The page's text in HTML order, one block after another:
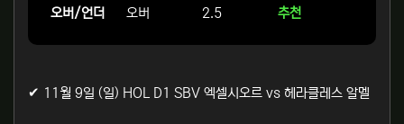
오버/언더 오버 2.5 추천
✔ 11월 9일 (일) HOL D1 SBV 엑셀시오르 vs 헤라클레스 알멜